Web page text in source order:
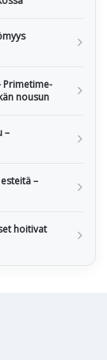
Primetime-
nousun
–
–
hoitivat